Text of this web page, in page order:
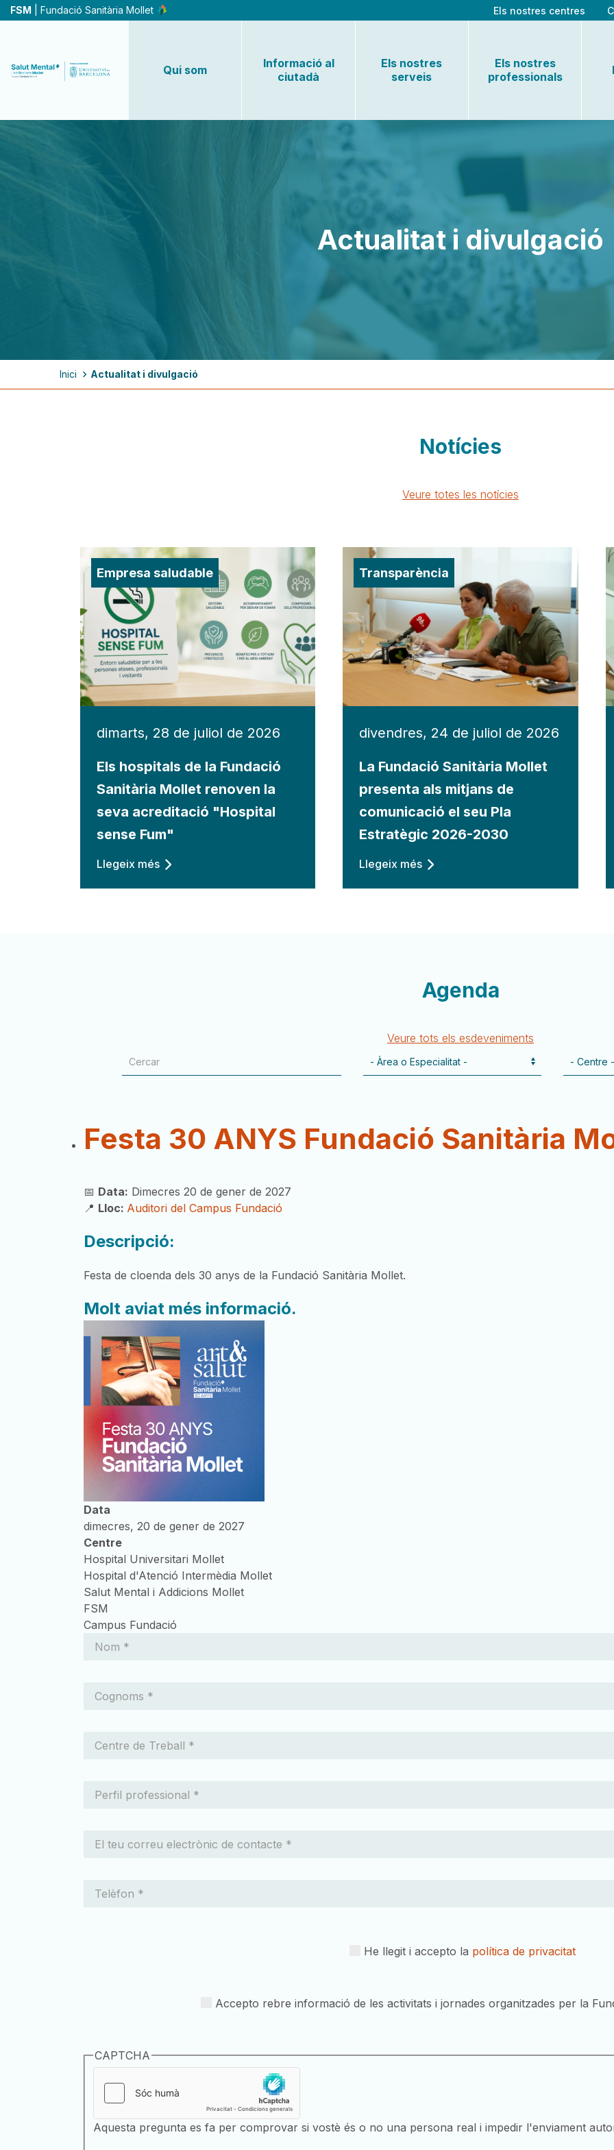
Vés
al
FSM | Fundació Sanitària Mollet Els nostres centres
Qui som
Informació al
ciutadà
Els nostres
serveis
Els nostres
professionals
Actualitat i divulgació
d'ariadna
Inici Actualitat i divulgació
Notícies
Veure totes les notícies
Empresa saludable
dimarts, 28 de juliol de 2026
Els hospitals de la Fundació
Sanitària Mollet renoven la
seva acreditació "Hospital
sense Fum"
Llegeix més
Transparència
divendres, 24 de juliol de 2026
La Fundació Sanitària Mollet
presenta als mitjans de
comunicació el seu Pla
Estratègic 2026-2030
Llegeix més
Agenda
Veure tots els esdeveniments
Festa 30 ANYS Fundació Sanitària
📅 Data: Dimecres 20 de gener de 2027
📍 Lloc: Auditori del Campus Fundació
Descripció:
Festa de cloenda dels 30 anys de la Fundació Sanitària Mollet.
Molt aviat més informació.
Data
dimecres, 20 de gener de 2027
Centre
Hospital Universitari Mollet
Hospital d'Atenció Intermèdia Mollet
Salut Mental i Addicions Mollet
FSM
Campus Fundació
He llegit i accepto la política de privacitat
Accepto rebre informació de les activitats i jornades organitzades per la
CAPTCHA
Aquesta pregunta es fa per comprovar si vostè és o no una persona real i impedir l'enviament